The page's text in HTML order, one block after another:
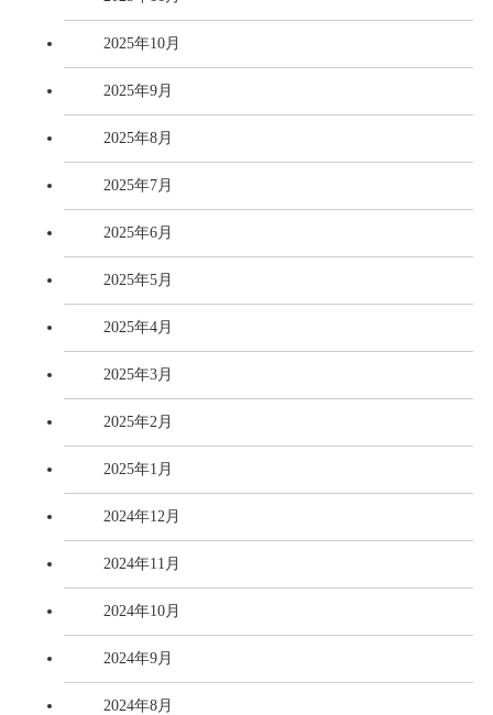
2025年10月
2025年9月
2025年8月
2025年7月
2025年6月
2025年5月
2025年4月
2025年3月
2025年2月
2025年1月
2024年12月
2024年11月
2024年10月
2024年9月
2024年8月